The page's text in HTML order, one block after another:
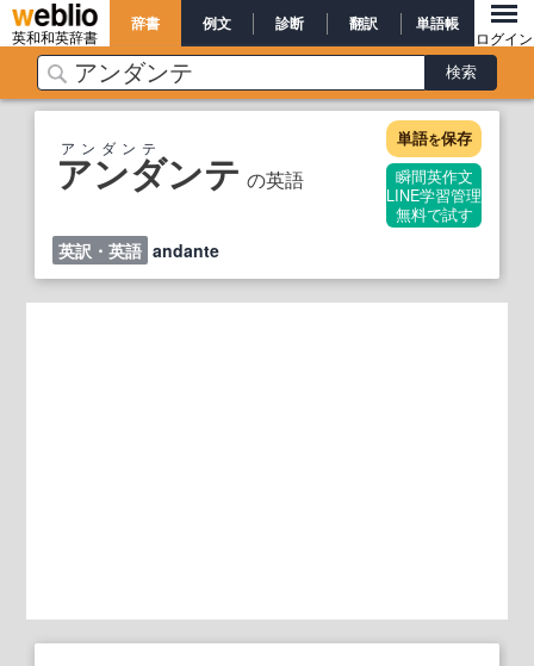
英和和英辞書
辞書 例文 診断 翻訳 単語帳
ログイン
アンダンテ の英語
アンダンテ 単語を保存
瞬間英作文
LINE学習管理
無料で試す
英訳・英語 andante